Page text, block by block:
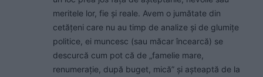
meritele lor, fie și reale. Avem o jumătate din
cetățeni care nu au timp de analize și de glumițe
politice, ei muncesc (sau măcar încearcă) se
descurcă cum pot că de „famelie mare,
renumerație, după buget, mică” și așteaptă de la